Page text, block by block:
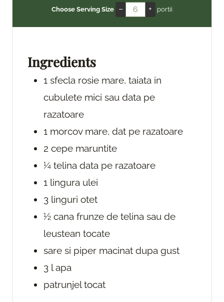
n
u
i
s
Choose Serving Size
– + portii
Ingredients
1 sfecla rosie mare, taiata in
cubulete mici sau data pe
razatoare
1 morcov mare, dat pe razatoare
2 cepe maruntite
¼ telina data pe razatoare
1 lingura ulei
3 linguri otet
½ cana frunze de telina sau de
leustean tocate
sare si piper macinat dupa gust
3 l apa
patrunjel tocat